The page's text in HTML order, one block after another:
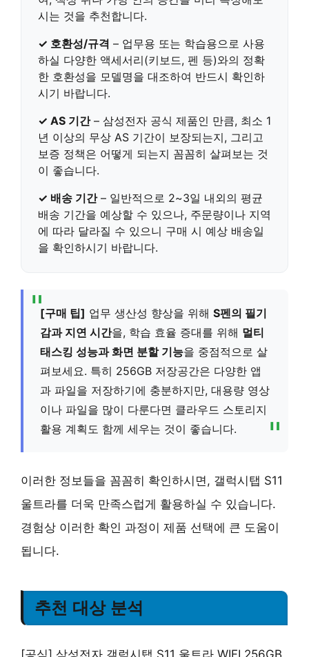
시는 것을 추천합니다.
✓ 호환성/규격 – 업무용 또는 학습용으로 사용
하실 다양한 액세서리(키보드, 펜 등)와의 정확
한 호환성을 모델명을 대조하여 반드시 확인하
시기 바랍니다.
✓ AS 기간– 삼성전자 공식 제품인 만큼, 최소 1
년 이상의 무상 AS 기간이 보장되는지, 그리고
보증 정책은 어떻게 되는지 꼼꼼히 살펴보는 것
이 좋습니다.
✓ 배송 기간– 일반적으로 2~3일 내외의 평균
배송 기간을 예상할 수 있으나, 주문량이나 지역
에 따라 달라질 수 있으니 구매 시 예상 배송일
을 확인하시기 바랍니다.
[구매 팁] 업무 생산성 향상을 위해 S펜의 필기
감과 지연 시간을, 학습 효율 증대를 위해 멀티
태스킹 성능과 화면 분할 기능을 중점적으로 살
펴보세요. 특히 256GB 저장공간은 다양한 앱
과 파일을 저장하기에 충분하지만, 대용량 영상
이나 파일을 많이 다룬다면 클라우드 스토리지
활용 계획도 함께 세우는 것이 좋습니다.
이러한 정보들을 꼼꼼히 확인하시면, 갤럭시탭 S11
울트라를 더욱 만족스럽게 활용하실 수 있습니다.
경험상 이러한 확인 과정이 제품 선택에 큰 도움이
됩니다.
추천 대상 분석
[공식] 삼성전자 갤럭시탭 S11 울트라 WIFI 256GB